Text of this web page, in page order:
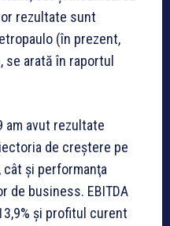
rezultate sunt
(în prezent,
se arată în raportul
am avut rezultate
de creştere pe
cât şi performanţa
de business. EBITDA
şi profitul curent